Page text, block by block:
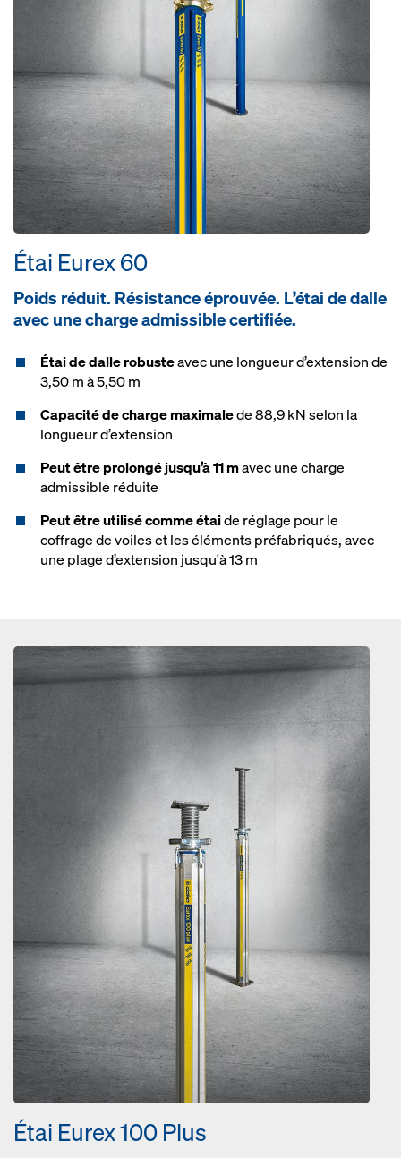
Étai Eu­rex 60
Poids réduit. Résistance éprouvée. L’étai de dalle
avec une charge admissible certifiée.
Étai de dalle robusteavec une longueur d’extension de
3,50 m à 5,50 m
Capacité de charge maximalede 88,9 kN selon la
longueur d’extension
Peut être prolongé jusqu’à 11 mavec une charge
admissible réduite
Peut être utilisé comme étaide réglage pour le
coffrage de voiles et les éléments préfabriqués, avec
une plage d’extension jusqu'à 13 m
Open
Étai Eurex 100 Plus